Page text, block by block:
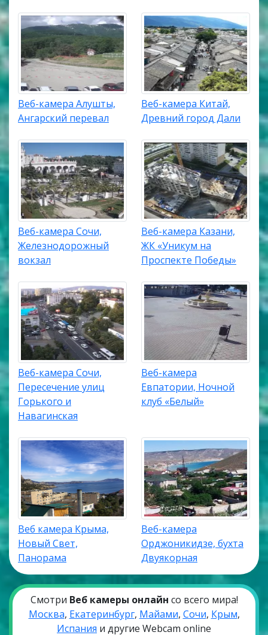
Веб-камера Алушты,
Ангарский перевал
Веб-камера Китай,
Древний город Дали
Веб-камера Сочи,
Железнодорожный
вокзал
Веб-камера Казани,
ЖК «Уникум на
Проспекте Победы»
Веб-камера Сочи,
Пересечение улиц
Горького и
Навагинская
Веб-камера
Евпатории, Ночной
клуб «Белый»
Веб камера Крыма,
Новый Свет,
Панорама
Веб-камера
Орджоникидзе, бухта
Двуякорная
Смотри Веб камеры онлайн со всего мира!
Москва, Екатеринбург, Майами, Сочи, Крым,
Испания и другие Webcam online